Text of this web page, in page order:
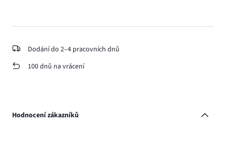
Dodání do 2–4 pracovních dnů
100 dnů na vrácení
Hodnocení zákazníků